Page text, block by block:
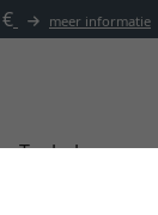
te kiezen
Toebehoren